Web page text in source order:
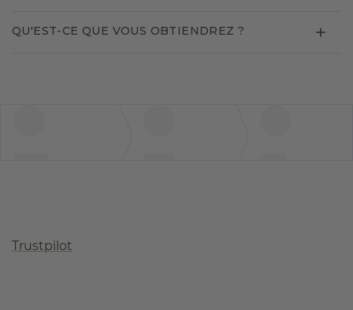
QU'EST-CE QUE VOUS OBTIENDREZ ?
Trustpilot